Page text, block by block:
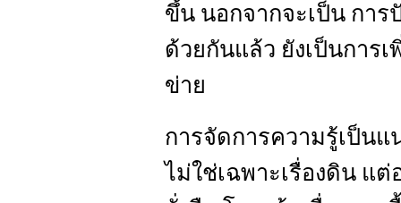
ขึ้น นอกจากจะเป็น กา
ด้วยกันแล้ว ยังเป็นการ
ข่าย
การจัดการความรู้เป็น
ไม่ใช่เฉพาะเรื่องดิน แ